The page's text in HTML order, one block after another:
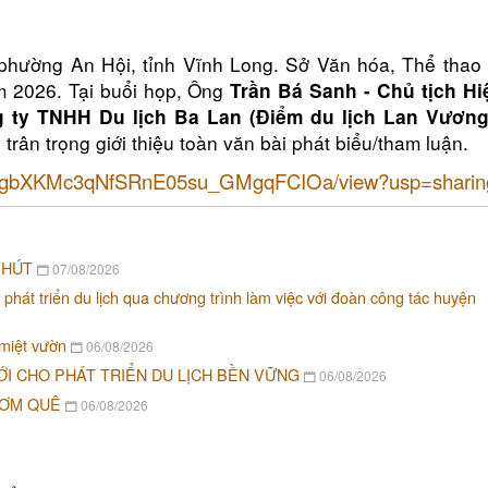
An Hội, tỉnh Vĩnh Long. Sở Văn hóa, Thể
2026. Tại buổi họp, ÔngTrần Bá Sanh - Chủ tịch
TNHH Du lịch Ba Lan (Điểm du lịch Lan
trọng giới thiệu toàn văn bài phát biểu/tham luận.
07/08/2026
triển du lịch qua chương trình làm việc với đoàn công tác huyện
vườn 06/08/2026
CHO PHÁT TRIỂN DU LỊCH BỀN VỮNG 06/08/2026
QUÊ 06/08/2026